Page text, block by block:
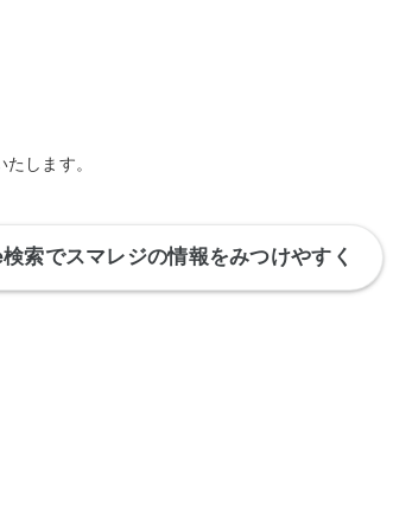
します。
索でスマレジの情報をみつけやすく